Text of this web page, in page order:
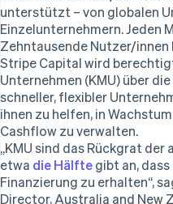
Ecosystem
Partner
Stripe
App-
Code-
API-
unterstützt – von globalen
Einzelunternehmern. Jeden
Zehntausende Nutzer/innen
Stripe Capital wird
Unternehmen (KMU) über
schneller, flexibler
ihnen zu helfen, in
Cashflow zu verwalten.
„KMU sind das Rückgrat
etwa die Hälftegibt an,
Finanzierung zu erhalten“,
Director, Australia and New
English
Luxemburg
Français Deutsch English
Malaysia
English简体中文
Malta
English
Mexiko
Español English
Neuseeland
English
Niederlande